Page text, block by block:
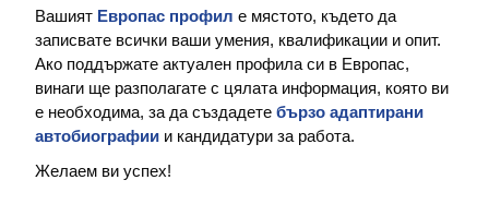
Вашият Европас профил е мястото, където да
записвате всички ваши умения, квалификации и опит.
Ако поддържате актуален профила си в Европас,
винаги ще разполагате с цялата информация, която ви
е необходима, за да създадете бързо адаптирани
автобиографии и кандидатури за работа.
Желаем ви успех!